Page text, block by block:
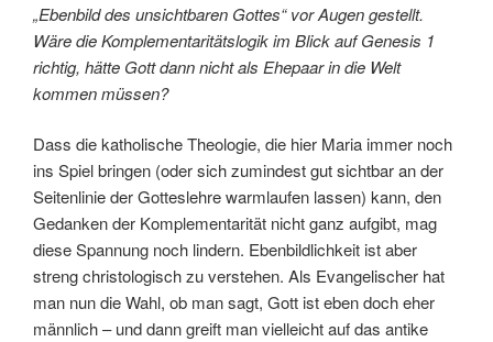
„Ebenbild des unsichtbaren Gottes“ vor Augen gestellt.
Wäre die Komplementaritätslogik im Blick auf Genesis 1
richtig, hätte Gott dann nicht als Ehepaar in die Welt
kommen müssen?
Dass die katholische Theologie, die hier Maria immer noch
ins Spiel bringen (oder sich zumindest gut sichtbar an der
Seitenlinie der Gotteslehre warmlaufen lassen) kann, den
Gedanken der Komplementarität nicht ganz aufgibt, mag
diese Spannung noch lindern. Ebenbildlichkeit ist aber
streng christologisch zu verstehen. Als Evangelischer hat
man nun die Wahl, ob man sagt, Gott ist eben doch eher
männlich – und dann greift man vielleicht auf das antike